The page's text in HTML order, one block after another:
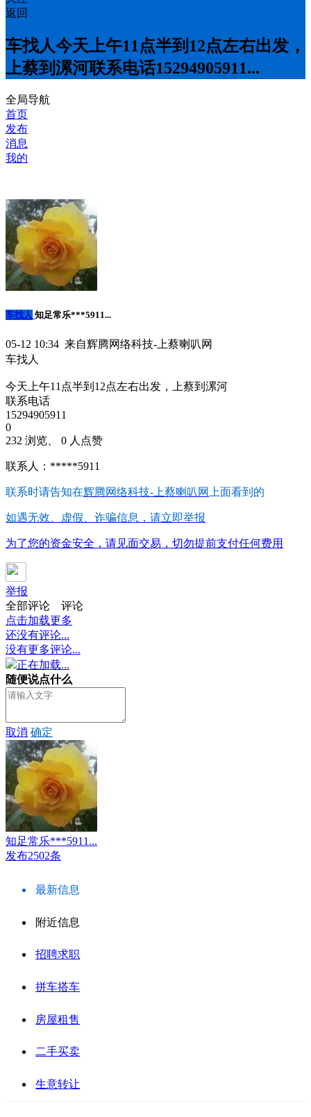
返回
车找人今天上午11点半到12点左右出发，
上蔡到漯河联系电话15294905911...
全局导航
首页
发布
消息
我的
车找人 知足常乐***5911...
05-12 10:34 来自辉腾网络科技-上蔡喇叭网
车找人
今天上午11点半到12点左右出发，上蔡到漯河
联系电话
15294905911
0
232 浏览、 0 人点赞
联系人：*****5911
联系时请告知在辉腾网络科技-上蔡喇叭网 上面看到的
如遇无效、虚假、诈骗信息，请立即举报
为了您的资金安全，请见面交易，切勿提前支付任何费用
举报
全部评论
评论
点击加载更多
还没有评论...
没有更多评论...
正在加载...
随便说点什么
取消 确定
知足常乐***5911...
发布2502条
最新信息
附近信息
招聘求职
拼车搭车
房屋租售
二手买卖
生意转让